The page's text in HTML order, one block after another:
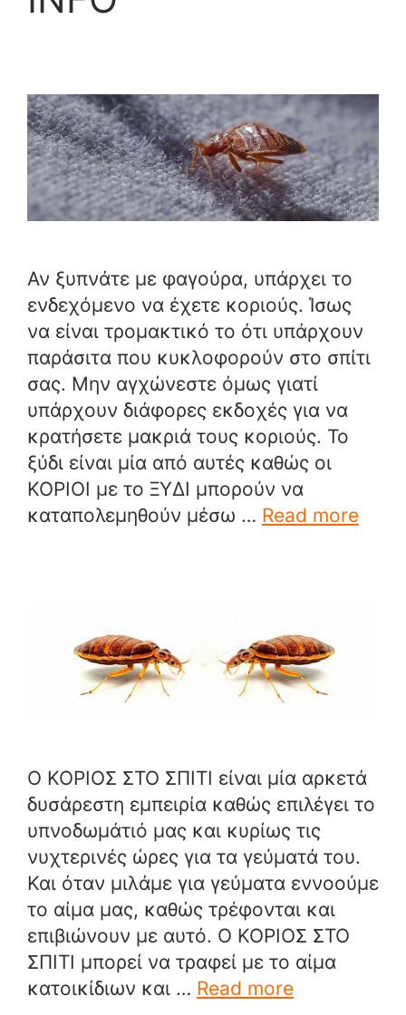
Αν ξυπνάτε με φαγούρα, υπάρχει το
ενδεχόμενο να έχετε κοριούς. Ίσως
να είναι τρομακτικό το ότι υπάρχουν
παράσιτα που κυκλοφορούν στο σπίτι
σας. Μην αγχώνεστε όμως γιατί
υπάρχουν διάφορες εκδοχές για να
κρατήσετε μακριά τους κοριούς. Το
ξύδι είναι μία από αυτές καθώς οι
ΚΟΡΙΟΙ με το ΞΥΔΙ μπορούν να
καταπολεμηθούν μέσω … Read more
Ο ΚΟΡΙΟΣ ΣΤΟ ΣΠΙΤΙ είναι μία αρκετά
δυσάρεστη εμπειρία καθώς επιλέγει το
υπνοδωμάτιό μας και κυρίως τις
νυχτερινές ώρες για τα γεύματά του.
Και όταν μιλάμε για γεύματα εννοούμε
το αίμα μας, καθώς τρέφονται και
επιβιώνουν με αυτό. Ο ΚΟΡΙΟΣ ΣΤΟ
ΣΠΙΤΙ μπορεί να τραφεί με το αίμα
κατοικίδιων και … Read more